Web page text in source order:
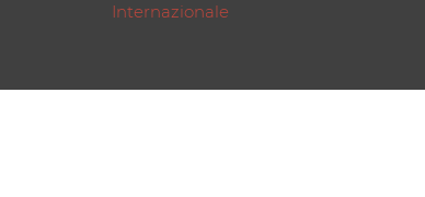
Internazionale